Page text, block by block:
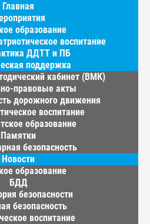
Главная
образование
воспитание
ДДТТ и ПБ
поддержка
кабинет (ВМК)
правовые акты
дорожного движения
воспитание
образование
Памятки
безопасность
Новости
образование
БДД
безопасности
безопасность
воспитание